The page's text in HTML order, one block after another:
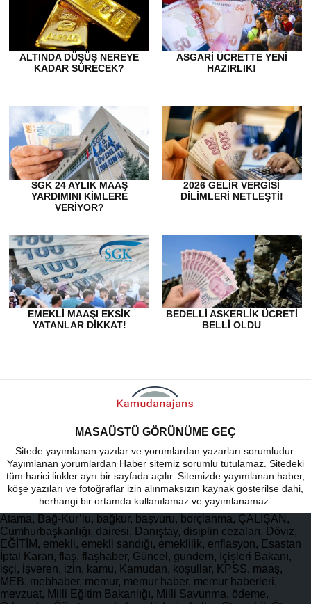
ALTINDA DÜŞÜŞ NEREYE
KADAR SÜRECEK?
ASGARI ÜCRETTE YENI
HAZIRLIK!
SGK 24 AYLIK MAAŞ
YARDIMINI KIMLERE
VERIYOR?
2026 GELIR VERGISI
DILIMLERI NETLEŞTI!
EMEKLI MAAŞI EKSIK
YATANLAR DIKKAT!
BEDELLI ASKERLIK ÜCRETI
BELLI OLDU
MASAÜSTÜ GÖRÜNÜME GEÇ
Sitede yayımlanan yazılar ve yorumlardan yazarları sorumludur.
Yayımlanan yorumlardan Haber sitemiz sorumlu tutulamaz. Sitedeki
tüm harici linkler ayrı bir sayfada açılır. Sitemizde yayımlanan haber,
köşe yazıları ve fotoğraflar izin alınmaksızın kaynak gösterilse dahi,
herhangi bir ortamda kullanılamaz ve yayımlanamaz.
Atama, Bağ-Kur’lu, bağkur, başvuru, borçlanma, ÇALIŞAN,
Cumhurbaşkanlığı, dairesi, Danıştay, disiplin cezaları, Döviz,
EĞİTİM, emekli, emekli sandığı, emeklilik, enflasyon, Esastan
İptal Kararı, flaş, flaşhaber, Güncel, gundem, İçişleri Bakanı,
işçi, işveren, izin, kamu, Kamudan, koşullar, KPSS, maaş,
MEB, mebhaber, memur, memur haber, memur haberleri,
mevzuat, Milli Eğitim Bakanlığı, Milli Savunma, ödeme,